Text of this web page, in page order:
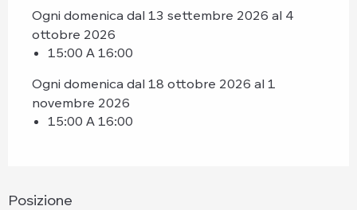
Ogni domenica dal 13 settembre 2026 al 4
ottobre 2026
15:00 A 16:00
Ogni domenica dal 18 ottobre 2026 al 1
novembre 2026
15:00 A 16:00
Posizione